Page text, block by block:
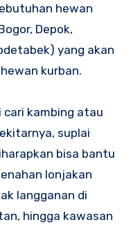
hewan
Depok,
yang akan
kurban.
kambing atau
suplai
bisa bantu
lonjakan
langganan di
hingga kawasan